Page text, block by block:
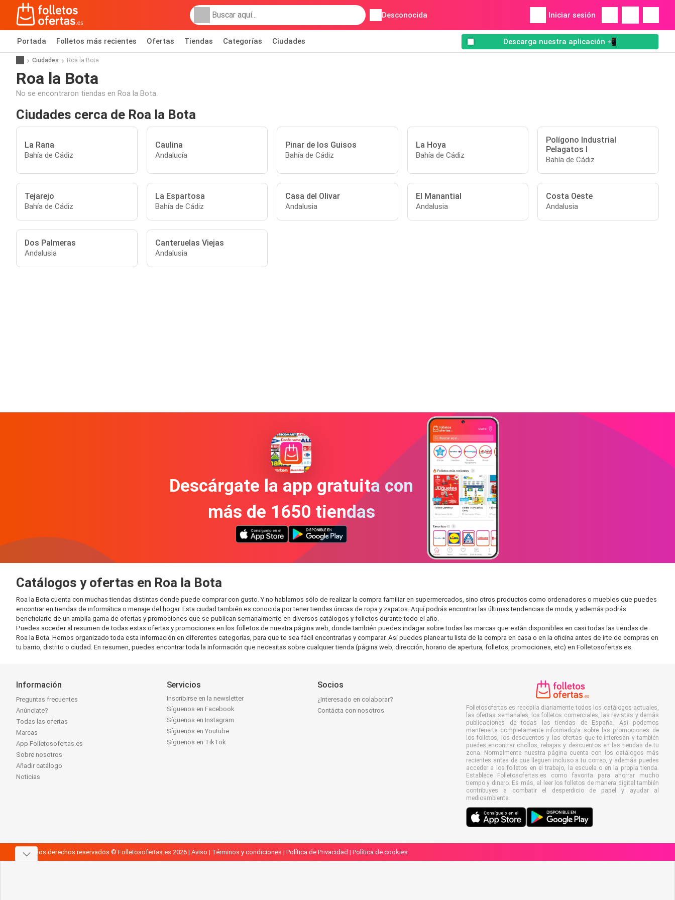
Desconocida Iniciar sesión
Portada Folletos más recientes Ofertas Tiendas Categorías Ciudades Descarga nuestra aplicación 📲
Ciudades Roa la Bota
Roa la Bota
No se encontraron tiendas en Roa la Bota.
Ciudades cerca de Roa la Bota
La Rana
Bahía de Cádiz
Caulina
Andalucía
Pinar de los Guisos
Bahía de Cádiz
La Hoya
Bahía de Cádiz
Polígono Industrial
Pelagatos I
Bahía de Cádiz
Tejarejo
Bahía de Cádiz
La Espartosa
Bahía de Cádiz
Casa del Olivar
Andalusia
El Manantial
Andalusia
Costa Oeste
Andalusia
Dos Palmeras
Andalusia
Canteruelas Viejas
Andalusia
Descárgate la app gratuita con
más de 1650 tiendas
Catálogos y ofertas en Roa la Bota
Roa la Bota cuenta con muchas tiendas distintas donde puede comprar con gusto. Y no hablamos sólo de realizar la compra familiar en supermercados, sino otros productos como ordenadores o muebles que puedes
encontrar en tiendas de informática o menaje del hogar. Esta ciudad también es conocida por tener tiendas únicas de ropa y zapatos. Aquí podrás encontrar las últimas tendencias de moda, y además podrás
beneficiarte de un amplia gama de ofertas y promociones que se publican semanalmente en diversos catálogos y folletos durante todo el año.
Puedes acceder al resumen de todas estas ofertas y promociones en los folletos de nuestra página web, donde también puedes indagar sobre todas las marcas que están disponibles en casi todas las tiendas de
Roa la Bota. Hemos organizado toda esta información en diferentes categorías, para que te sea fácil encontrarlas y comparar. Así puedes planear tu lista de la compra en casa o en la oficina antes de irte de compras en
tu barrio, distrito o ciudad. En resumen, puedes encontrar toda la información que necesitas sobre cualquier tienda (página web, dirección, horario de apertura, folletos, promociones, etc) en Folletosofertas.es.
Información
Preguntas frecuentes
Anúnciate?
Todas las ofertas
Marcas
App Folletosofertas.es
Sobre nosotros
Añadir catálogo
Noticias
Servicios
Inscribirse en la newsletter
Síguenos en Facebook
Síguenos en Instagram
Síguenos en Youtube
Síguenos en TikTok
Socios
¿Interesado en colaborar?
Contácta con nosotros
Folletosofertas.es recopila diariamente todos los catálogos actuales,
las ofertas semanales, los folletos comerciales, las revistas y demás
publicaciones de todas las tiendas de España. Así podemos
mantenerte completamente informado/a sobre las promociones de
los folletos, los descuentos y las ofertas que te interesan y también
puedes encontrar chollos, rebajas y descuentos en las tiendas de tu
zona. Normalmente nuestra página cuenta con los catálogos más
recientes antes de que lleguen incluso a tu correo, y además puedes
acceder a los folletos en el trabajo, la escuela o en la propia tienda.
Establece Folletosofertas.es como favorita para ahorrar mucho
tiempo y dinero. Es más, al leer los folletos de manera digital también
contribuyes a combatir el desperdicio de papel y ayudar al
medioambiente.
Todos los derechos reservados © Folletosofertas.es 2026 | Aviso | Términos y condiciones | Política de Privacidad | Política de cookies